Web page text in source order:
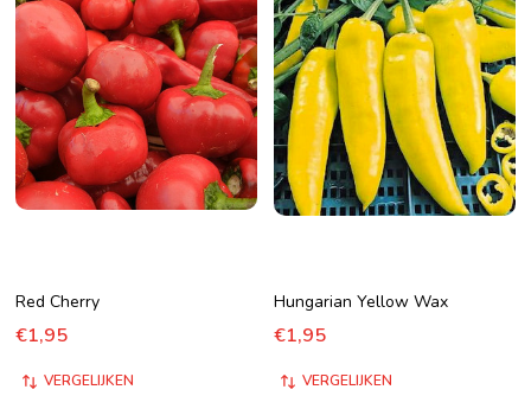
Red Cherry
€1,95
VERGELIJKEN
Hungarian Yellow Wax
€1,95
VERGELIJKEN